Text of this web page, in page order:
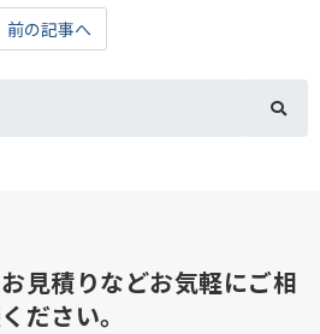
前の記事へ
見積りなどお気軽にご相
ださい。